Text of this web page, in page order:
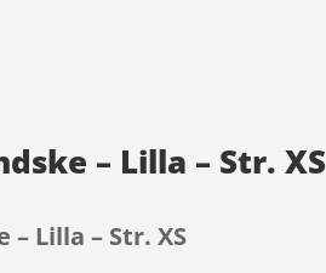
– Lilla – Str. XS
Lilla – Str. XS